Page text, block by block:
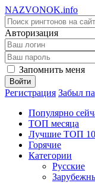
NAZVONOK.info
Авторизация
Запомнить меня
Войти
Регистрация Забыл
Популярно
ТОП месяца
Лучшие ТОП
Горячие
Категории
Русские